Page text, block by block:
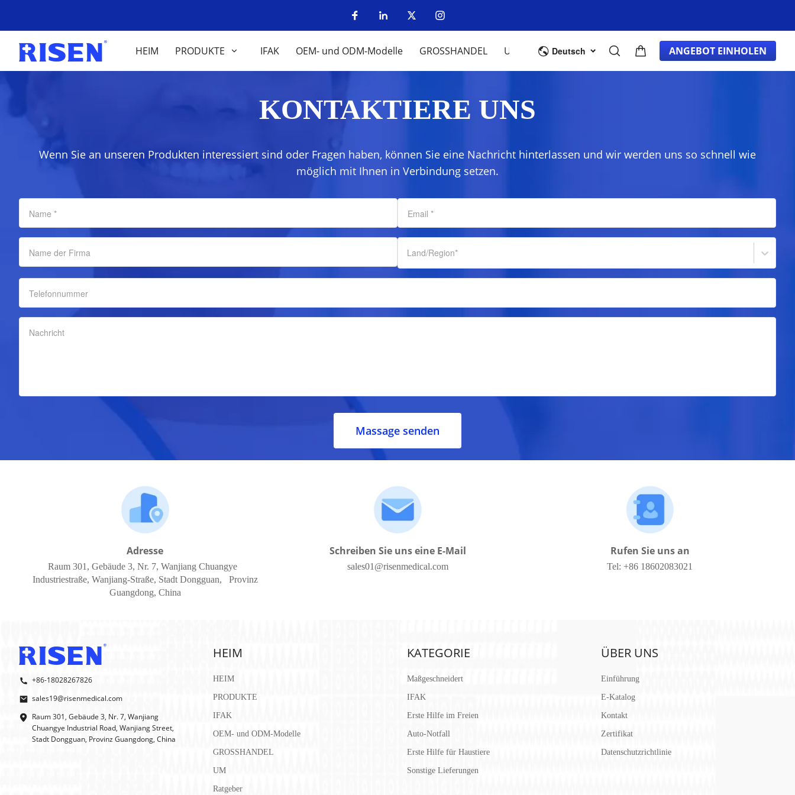
HEIM PRODUKTE IFAK OEM- und ODM-Modelle GROSSHANDEL UM Ratgeber
Deutsch ANGEBOT EINHOLEN
KONTAKTIERE UNS
Wenn Sie an unseren Produkten interessiert sind oder Fragen haben, können Sie eine Nachricht hinterlassen und wir werden uns so schnell wie
möglich mit Ihnen in Verbindung setzen.
Name * Email *
Name der Firma Land/Region*
Telefonnummer
Nachricht
Massage senden
Adresse
Raum 301, Gebäude 3, Nr. 7, Wanjiang Chuangye
Industriestraße, Wanjiang-Straße, Stadt Dongguan, Provinz
Guangdong, China
Schreiben Sie uns eine E-Mail
sales01@risenmedical.com
Rufen Sie uns an
Tel: +86 18602083021
+86-18028267826
sales19@risenmedical.com
Raum 301, Gebäude 3, Nr. 7, Wanjiang
Chuangye Industrial Road, Wanjiang Street,
Stadt Dongguan, Provinz Guangdong, China
HEIM
HEIM
PRODUKTE
IFAK
OEM- und ODM-Modelle
GROSSHANDEL
UM
Ratgeber
KATEGORIE
Maßgeschneidert
IFAK
Erste Hilfe im Freien
Auto-Notfall
Erste Hilfe für Haustiere
Sonstige Lieferungen
ÜBER UNS
Einführung
E-Katalog
Kontakt
Zertifikat
Datenschutzrichtlinie